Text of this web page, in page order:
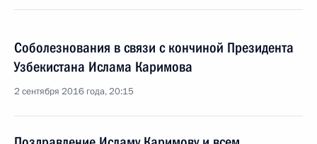
Соболезнования в связи с кончиной Президента
Узбекистана Ислама Каримова
2 сентября 2016 года, 20:15